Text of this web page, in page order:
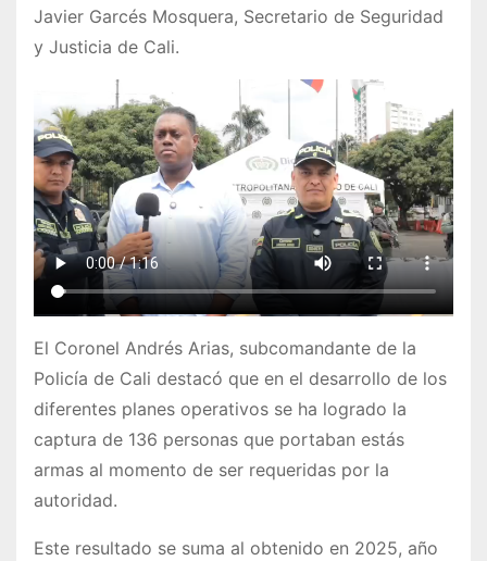
Javier Garcés Mosquera, Secretario de Seguridad
y Justicia de Cali.
El Coronel Andrés Arias, subcomandante de la
Policía de Cali destacó que en el desarrollo de los
diferentes planes operativos se ha logrado la
captura de 136 personas que portaban estás
armas al momento de ser requeridas por la
autoridad.
Este resultado se suma al obtenido en 2025, año